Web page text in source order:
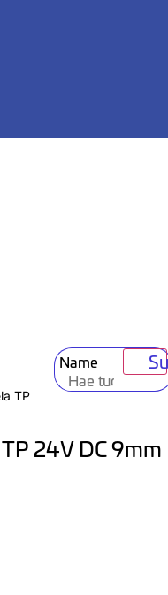
Name
TP
24V DC 9mm